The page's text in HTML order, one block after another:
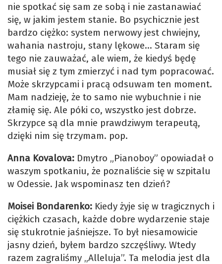
nie spotkać się sam ze sobą i nie zastanawiać
się, w jakim jestem stanie. Bo psychicznie jest
bardzo ciężko: system nerwowy jest chwiejny,
wahania nastroju, stany lękowe… Staram się
tego nie zauważać, ale wiem, że kiedyś będę
musiał się z tym zmierzyć i nad tym popracować.
Może skrzypcami i pracą odsuwam ten moment.
Mam nadzieję, że to samo nie wybuchnie i nie
złamię się. Ale póki co, wszystko jest dobrze.
Skrzypce są dla mnie prawdziwym terapeutą,
dzięki nim się trzymam. pop.
Anna Kovalova: Dmytro „Pianoboy” opowiadał o
waszym spotkaniu, że poznaliście się w szpitalu
w Odessie. Jak wspominasz ten dzień?
Moisei Bondarenko: Kiedy żyje się w tragicznych i
ciężkich czasach, każde dobre wydarzenie staje
się stukrotnie jaśniejsze. To był niesamowicie
jasny dzień, byłem bardzo szczęśliwy. Wtedy
razem zagraliśmy „Alleluja”. Ta melodia jest dla